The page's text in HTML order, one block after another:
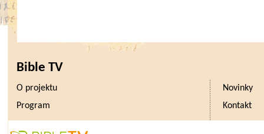
Bible TV
O projektu
Novinky
Program
Kontakt